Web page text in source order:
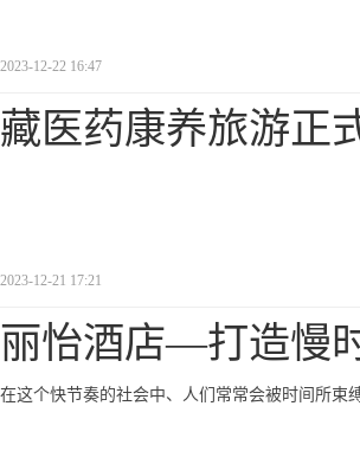
2023-12-22 16:47
藏医药康养旅游
2023-12-21 17:21
丽怡酒店—打造慢
在这个快节奏的社会中、人们常常会被时间所束